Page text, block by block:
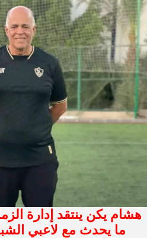
هشام يكن ينتقد إدارة
ما يحدث مع لاعبي